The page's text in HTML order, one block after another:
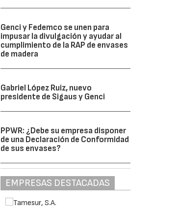
Genci y Fedemco se unen para
impusar la divulgación y ayudar al
cumplimiento de la RAP de envases
de madera
Gabriel López Ruiz, nuevo
presidente de Sigaus y Genci
PPWR: ¿Debe su empresa disponer
de una Declaración de Conformidad
de sus envases?
EMPRESAS DESTACADAS